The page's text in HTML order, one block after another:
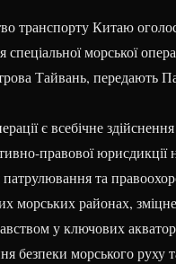
транспорту Китаю
спеціальної морської
Тайвань, передають
є всебічне
правової юрисдикції
та
морських районах,
у ключових
безпеки морського руху